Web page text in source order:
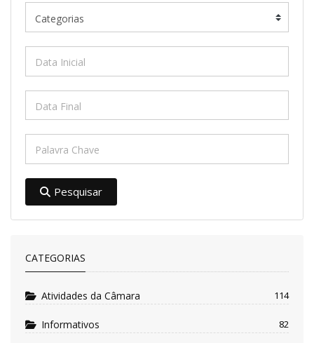
Pesquisar
CATEGORIAS
Atividades da Câmara 114
Informativos 82